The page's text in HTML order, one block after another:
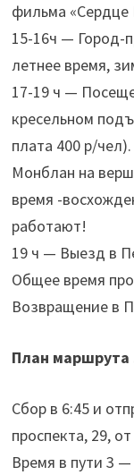
фильма «Сердце
15-16ч — Город-
летнее время,
17-19 ч —
кресельном
плата 400 р/
Монблан на
время -
работают!
19 ч — Выезд в
Общее время
Возвращение в
План
Сбор в 6:45 и
проспекта, 29,
Время в пути 3 —